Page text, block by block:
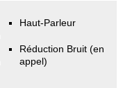
Haut-Parleur
Réduction Bruit (en
appel)